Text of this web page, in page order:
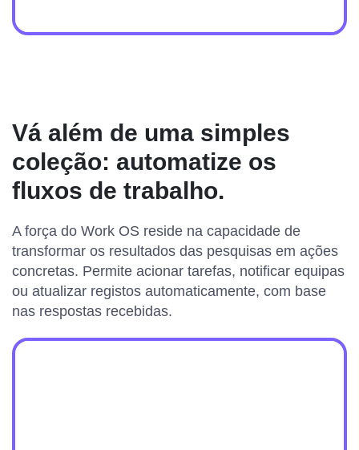
Vá além de uma simples
coleção: automatize os
fluxos de trabalho.
A força do Work OS reside na capacidade de
transformar os resultados das pesquisas em ações
concretas. Permite acionar tarefas, notificar equipas
ou atualizar registos automaticamente, com base
nas respostas recebidas.